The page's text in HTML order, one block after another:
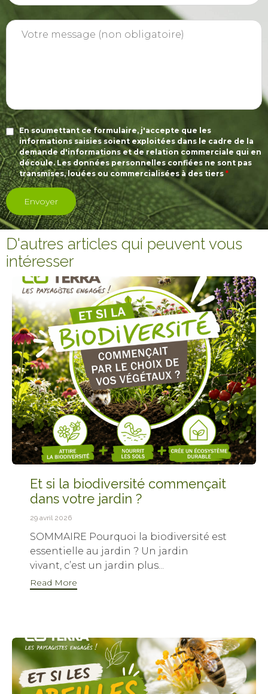
En soumettant ce formulaire, j'accepte que les
informations saisies soient exploitées dans le cadre de la
demande d'informations et de relation commerciale qui en
découle. Les données personnelles confiées ne sont pas
transmises, louées ou commercialisées à des tiers *
D'autres articles qui peuvent vous
intéresser
Et si la biodiversité commençait
dans votre jardin ?
29 avril 2026
SOMMAIRE Pourquoi la biodiversité est
essentielle au jardin ? Un jardin
vivant, c’est un jardin plus...
Read More